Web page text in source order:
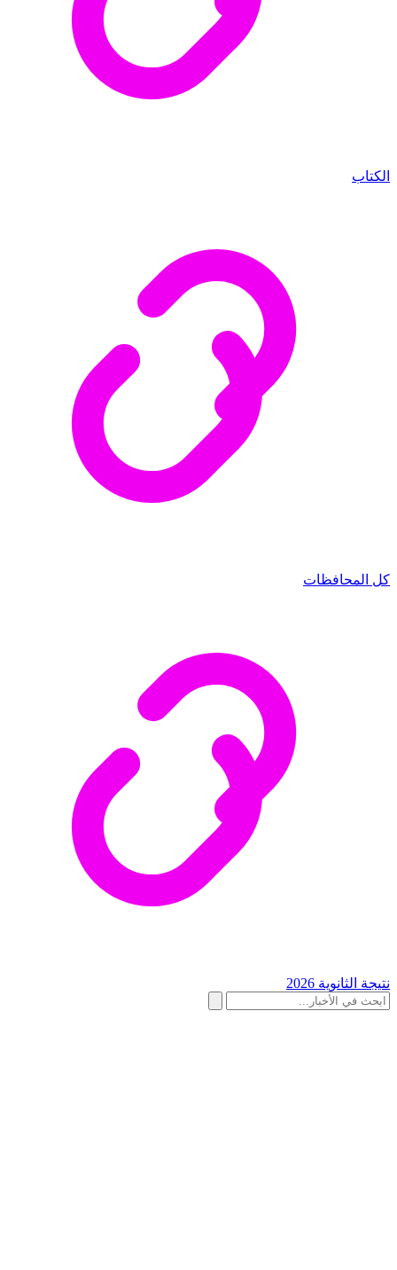
الكتاب
كل المحافظات
نتيجة الثانوية 2026